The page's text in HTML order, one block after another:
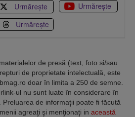
Urmărește
Urmărește
Urmărește
de presă (text, foto si/sau
de proprietate intelectuală, este
doar în limita a 250 de semne.
ul nu sunt luate în considerare în
Preluarea de informaţii poate fi făcută
agreaţi şi menţionaţi in această